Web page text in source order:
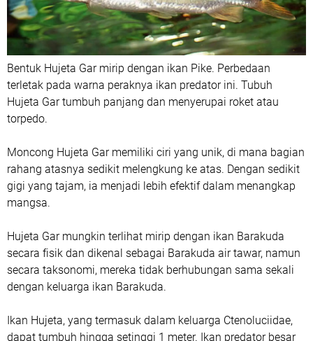
Bentuk Hujeta Gar mirip dengan ikan Pike. Perbedaan
terletak pada warna peraknya ikan predator ini. Tubuh
Hujeta Gar tumbuh panjang dan menyerupai roket atau
torpedo.
Moncong Hujeta Gar memiliki ciri yang unik, di mana bagian
rahang atasnya sedikit melengkung ke atas. Dengan sedikit
gigi yang tajam, ia menjadi lebih efektif dalam menangkap
mangsa.
Hujeta Gar mungkin terlihat mirip dengan ikan Barakuda
secara fisik dan dikenal sebagai Barakuda air tawar, namun
secara taksonomi, mereka tidak berhubungan sama sekali
dengan keluarga ikan Barakuda.
Ikan Hujeta, yang termasuk dalam keluarga Ctenoluciidae,
dapat tumbuh hingga setinggi 1 meter. Ikan predator besar